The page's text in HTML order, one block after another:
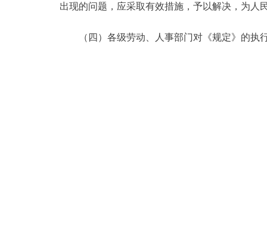
出现的问题，应采取有效措施，予以解决，为人
（四）各级劳动、人事部门对《规定》的执